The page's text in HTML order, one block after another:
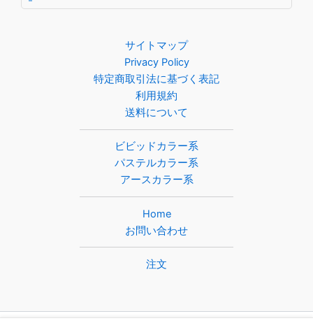
サイトマップ
Privacy Policy
特定商取引法に基づく表記
利用規約
送料について
ビビッドカラー系
パステルカラー系
アースカラー系
Home
お問い合わせ
注文